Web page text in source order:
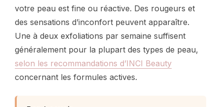
votre peau est fine ou réactive. Des rougeurs et
des sensations d’inconfort peuvent apparaître.
Une à deux exfoliations par semaine suffisent
généralement pour la plupart des types de peau,
selon les recommandations d’INCI Beauty
concernant les formules actives.